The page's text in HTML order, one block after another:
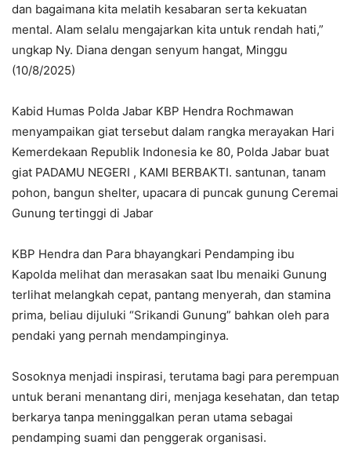
dan bagaimana kita melatih kesabaran serta kekuatan
mental. Alam selalu mengajarkan kita untuk rendah hati,”
ungkap Ny. Diana dengan senyum hangat, Minggu
(10/8/2025)
Kabid Humas Polda Jabar KBP Hendra Rochmawan
menyampaikan giat tersebut dalam rangka merayakan Hari
Kemerdekaan Republik Indonesia ke 80, Polda Jabar buat
giat PADAMU NEGERI , KAMI BERBAKTI. santunan, tanam
pohon, bangun shelter, upacara di puncak gunung Ceremai
Gunung tertinggi di Jabar
KBP Hendra dan Para bhayangkari Pendamping ibu
Kapolda melihat dan merasakan saat Ibu menaiki Gunung
terlihat melangkah cepat, pantang menyerah, dan stamina
prima, beliau dijuluki “Srikandi Gunung” bahkan oleh para
pendaki yang pernah mendampinginya.
Sosoknya menjadi inspirasi, terutama bagi para perempuan
untuk berani menantang diri, menjaga kesehatan, dan tetap
berkarya tanpa meninggalkan peran utama sebagai
pendamping suami dan penggerak organisasi.